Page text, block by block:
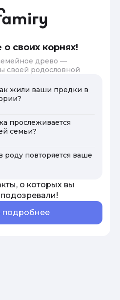
о своих корнях!
древо —
своей родословной
жили ваши предки в
прослеживается
семьи?
роду повторяется ваше
о которых вы
подробнее